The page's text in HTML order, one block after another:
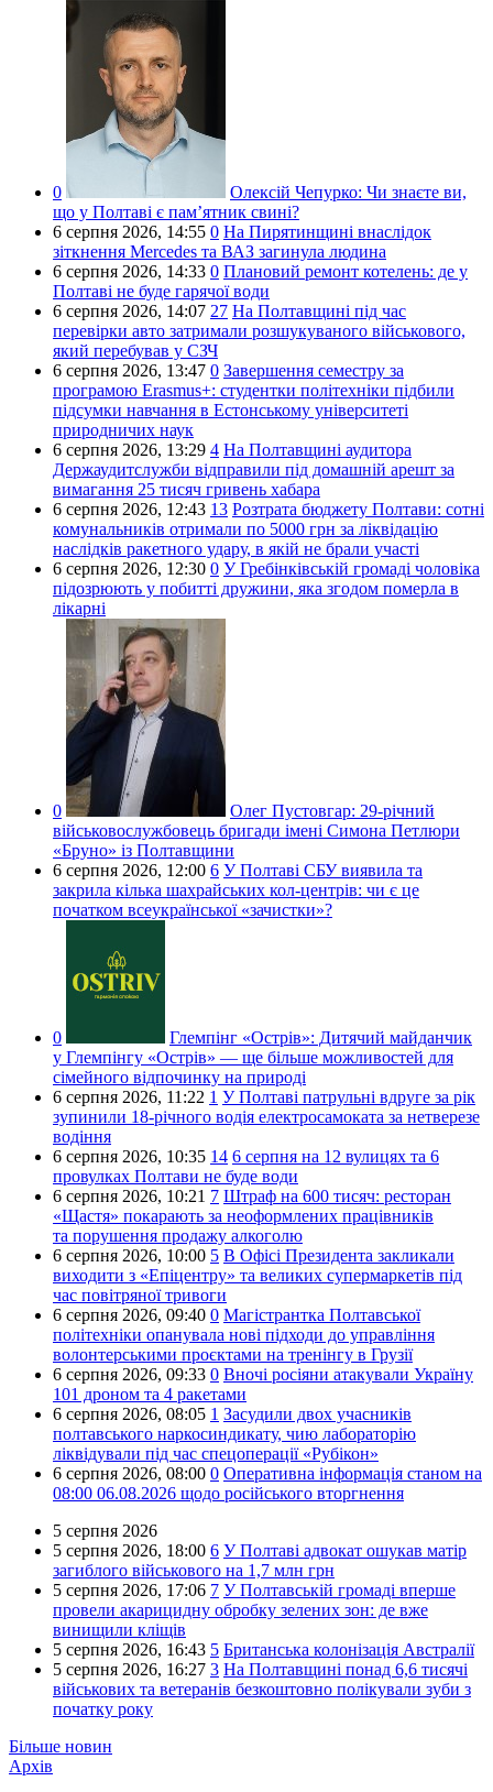
0 Олексій Чепурко: Чи знаєте ви,
що у Полтаві є пам’ятник свині?
6 серпня 2026, 14:55 0 На Пирятинщині внаслідок
зіткнення Mercedes та ВАЗ загинула людина
6 серпня 2026, 14:33 0 Плановий ремонт котелень: де у
Полтаві не буде гарячої води
6 серпня 2026, 14:07 27 На Полтавщині під час
перевірки авто затримали розшукуваного військового,
який перебував у СЗЧ
6 серпня 2026, 13:47 0 Завершення семестру за
програмою Erasmus+: студентки політехніки підбили
підсумки навчання в Естонському університеті
природничих наук
6 серпня 2026, 13:29 4 На Полтавщині аудитора
Держаудитслужби відправили під домашній арешт за
вимагання 25 тисяч гривень хабара
6 серпня 2026, 12:43 13 Розтрата бюджету Полтави: сотні
комунальників отримали по 5000 грн за ліквідацію
наслідків ракетного удару, в якій не брали участі
6 серпня 2026, 12:30 0 У Гребінківській громаді чоловіка
підозрюють у побитті дружини, яка згодом померла в
лікарні
0 Олег Пустовгар: 29-річний
військовослужбовець бригади імені Симона Петлюри
«Бруно» із Полтавщини
6 серпня 2026, 12:00 6 У Полтаві СБУ виявила та
закрила кілька шахрайських кол-центрів: чи є це
початком всеукраїнської «зачистки»?
0 Глемпінг «Острів»: Дитячий майданчик
у Глемпінгу «Острів» — ще більше можливостей для
сімейного відпочинку на природі
6 серпня 2026, 11:22 1 У Полтаві патрульні вдруге за рік
зупинили 18-річного водія електросамоката за нетверезе
водіння
6 серпня 2026, 10:35 14 6 серпня на 12 вулицях та 6
провулках Полтави не буде води
6 серпня 2026, 10:21 7 Штраф на 600 тисяч: ресторан
«Щастя» покарають за неоформлених працівників
та порушення продажу алкоголю
6 серпня 2026, 10:00 5 В Офісі Президента закликали
виходити з «Епіцентру» та великих супермаркетів під
час повітряної тривоги
6 серпня 2026, 09:40 0 Магістрантка Полтавської
політехніки опанувала нові підходи до управління
волонтерськими проєктами на тренінгу в Грузії
6 серпня 2026, 09:33 0 Вночі росіяни атакували Україну
101 дроном та 4 ракетами
6 серпня 2026, 08:05 1 Засудили двох учасників
полтавського наркосиндикату, чию лабораторію
ліквідували під час спецоперації «Рубікон»
6 серпня 2026, 08:00 0 Оперативна інформація станом на
08:00 06.08.2026 щодо російського вторгнення
5 серпня 2026
5 серпня 2026, 18:00 6 У Полтаві адвокат ошукав матір
загиблого військового на 1,7 млн грн
5 серпня 2026, 17:06 7 У Полтавській громаді вперше
провели акарицидну обробку зелених зон: де вже
винищили кліщів
5 серпня 2026, 16:43 5 Британська колонізація Австралії
5 серпня 2026, 16:27 3 На Полтавщині понад 6,6 тисячі
військових та ветеранів безкоштовно полікували зуби з
початку року
Більше новин
Архів